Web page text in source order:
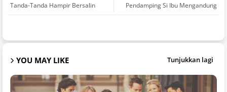
Pendamping Si Ibu Mengandung
Tanda-Tanda Hampir Bersalin
YOU MAY LIKE Tunjukkan lagi